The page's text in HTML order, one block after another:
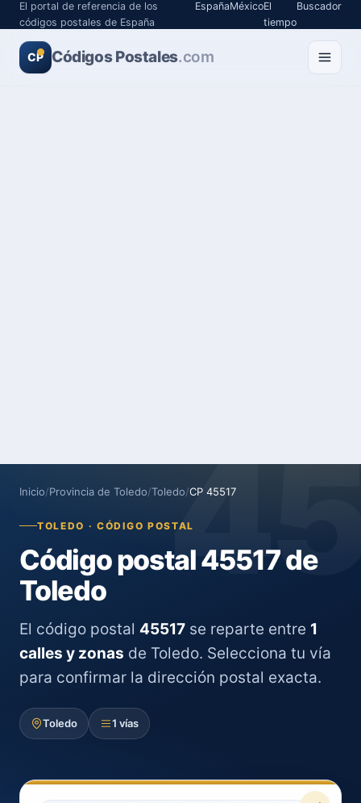
El portal de referencia de los
códigos postales de España
EspañaMéxicoEl
tiempo
Buscador
CP Códigos Postales.com
Inicio/Provincia de Toledo/Toledo/CP 45517
TOLEDO · CÓDIGO POSTAL
Código postal 45517 de
Toledo
El código postal 45517 se reparte entre 1
calles y zonas de Toledo. Selecciona tu vía
para confirmar la dirección postal exacta.
Toledo 1 vías